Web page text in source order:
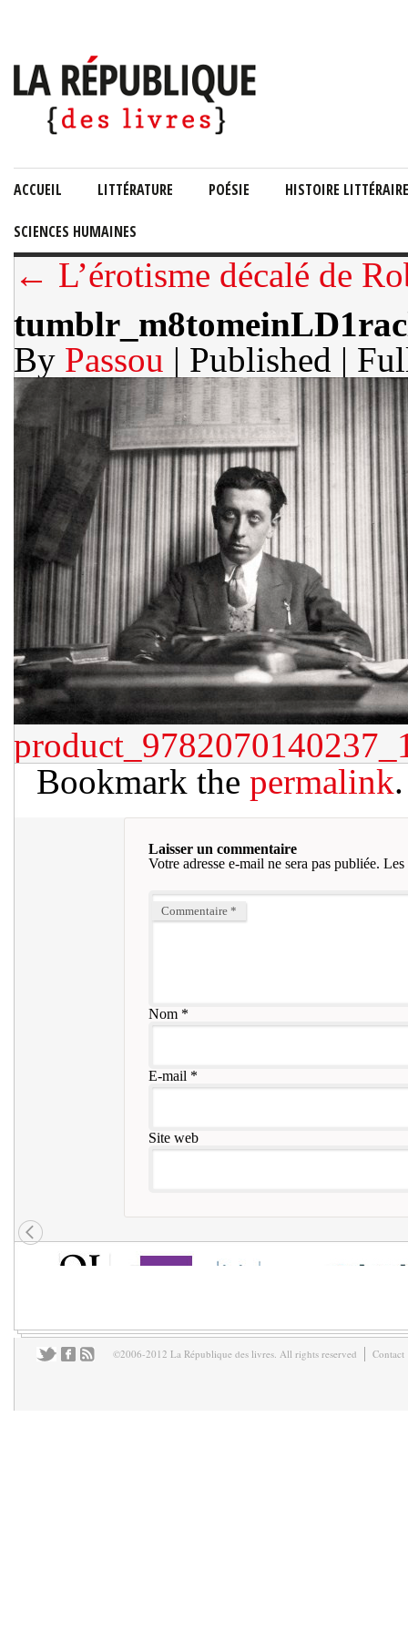
ACCUEIL LITTÉRATURE POÉSIE HISTOIRE LITTÉRAIRE
SCIENCES HUMAINES
← L’érotisme décalé de
By Passou | Published |
Bookmark the permalink.
Laisser un commentaire
Votre adresse e-mail ne sera pas publiée. Les
Commentaire *
Nom*
E-mail *
Site web
©2006-2012 La République des livres. All rights reserved Contact